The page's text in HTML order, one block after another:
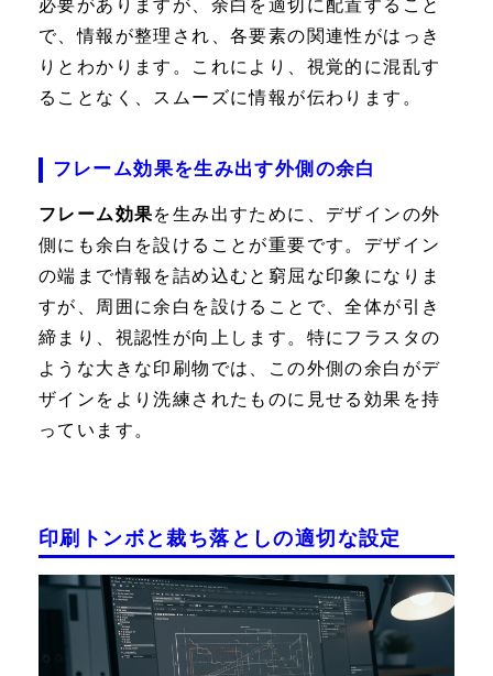
必要がありますが、余白を適切に配置すること
で、情報が整理され、各要素の関連性がはっき
りとわかります。これにより、視覚的に混乱す
ることなく、スムーズに情報が伝わります。
フレーム効果を生み出す外側の余白
フレーム効果を生み出すために、デザインの外
側にも余白を設けることが重要です。デザイン
の端まで情報を詰め込むと窮屈な印象になりま
すが、周囲に余白を設けることで、全体が引き
締まり、視認性が向上します。特にフラスタの
ような大きな印刷物では、この外側の余白がデ
ザインをより洗練されたものに見せる効果を持
っています。
印刷トンボと裁ち落としの適切な設定